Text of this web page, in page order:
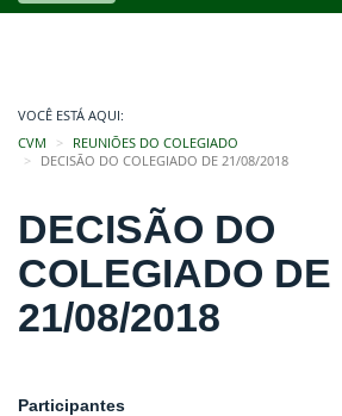
VOCÊ ESTÁ AQUI:
CVM
REUNIÕES DO COLEGIADO
DECISÃO DO COLEGIADO DE 21/08/2018
DECISÃO DO
COLEGIADO DE
21/08/2018
Participantes